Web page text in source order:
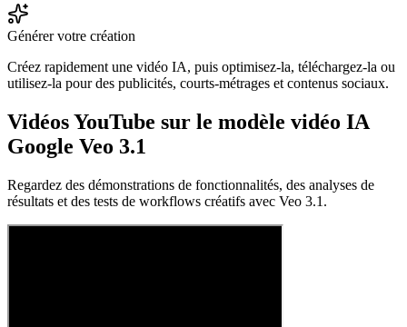
Générer votre création
Créez rapidement une vidéo IA, puis optimisez-la, téléchargez-la ou
utilisez-la pour des publicités, courts-métrages et contenus sociaux.
Vidéos YouTube sur le modèle vidéo IA
Google Veo 3.1
Regardez des démonstrations de fonctionnalités, des analyses de
résultats et des tests de workflows créatifs avec Veo 3.1.